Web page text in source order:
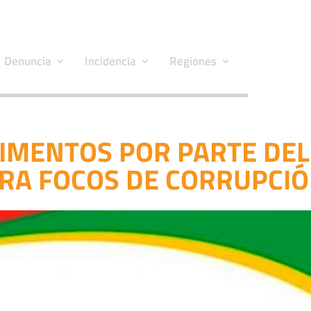
Denuncia Incidencia Regiones
POR PARTE DEL
FOCOS DE